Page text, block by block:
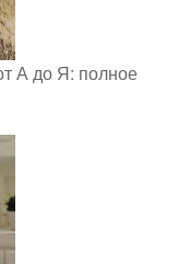
А до Я: полное